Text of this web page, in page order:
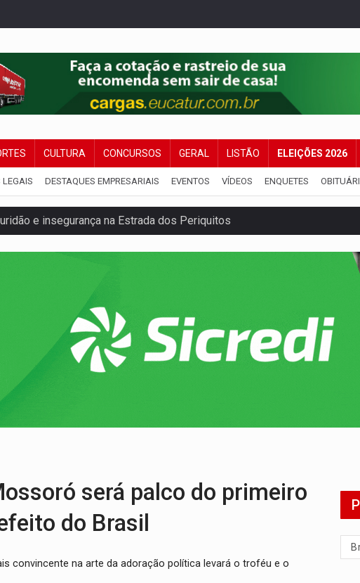
CULTURA CONCURSOS GERAL LISTÃO ELEIÇÕES 2026
LEGAIS DESTAQUES EMPRESARIAIS EVENTOS VÍDEOS ENQUETES
e insegurança na Estrada dos Periquitos
pode resultar em cassação de prefeita de Pimenta Bueno
declaram patrimônio zero em Rondônia nas eleições de 2026
Cavalgada da Expo Show Norte neste sábado
anos iniciais do ensino fundamental em Rondônia
é preso durante operação policial
ELEIÇÕES: SEATER/RO
será palco do primeiro
do Brasil
convincente na arte da adoração política levará o troféu e o